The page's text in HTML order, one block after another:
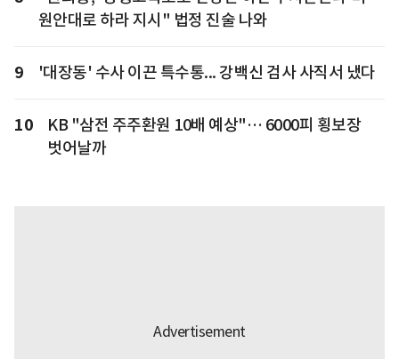
원안대로 하라 지시" 법정 진술 나와
9 '대장동' 수사 이끈 특수통... 강백신 검사 사직서 냈다
10
KB "삼전 주주환원 10배 예상"… 6000피 횡보장
벗어날까